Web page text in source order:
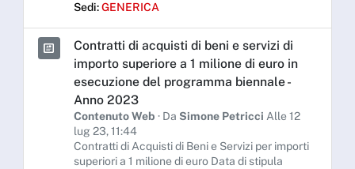
Sedi:GENERICA
Contratti di acquisti di beni e servizi di
importo superiore a 1 milione di euro in
esecuzione del programma biennale -
Anno 2023
Contenuto Web · Da Simone Petricci Alle 12
lug 23, 11:44
Contratti di Acquisti di Beni e Servizi per importi
superiori a 1 milione di euro Data di stipula